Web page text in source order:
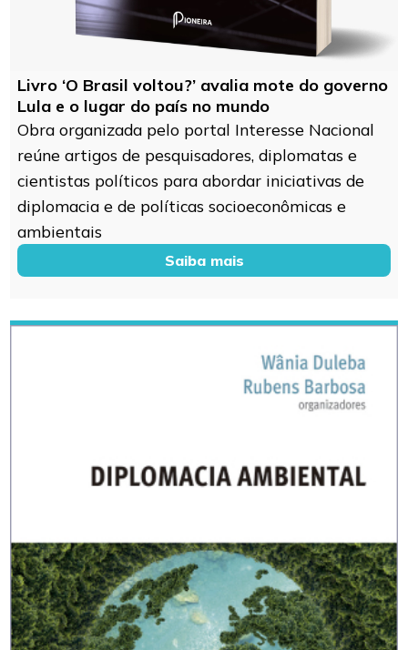
Livro ‘O Brasil voltou?’ avalia mote do governo
Lula e o lugar do país no mundo
Obra organizada pelo portal Interesse Nacional
reúne artigos de pesquisadores, diplomatas e
cientistas políticos para abordar iniciativas de
diplomacia e de políticas socioeconômicas e
ambientais
Saiba mais